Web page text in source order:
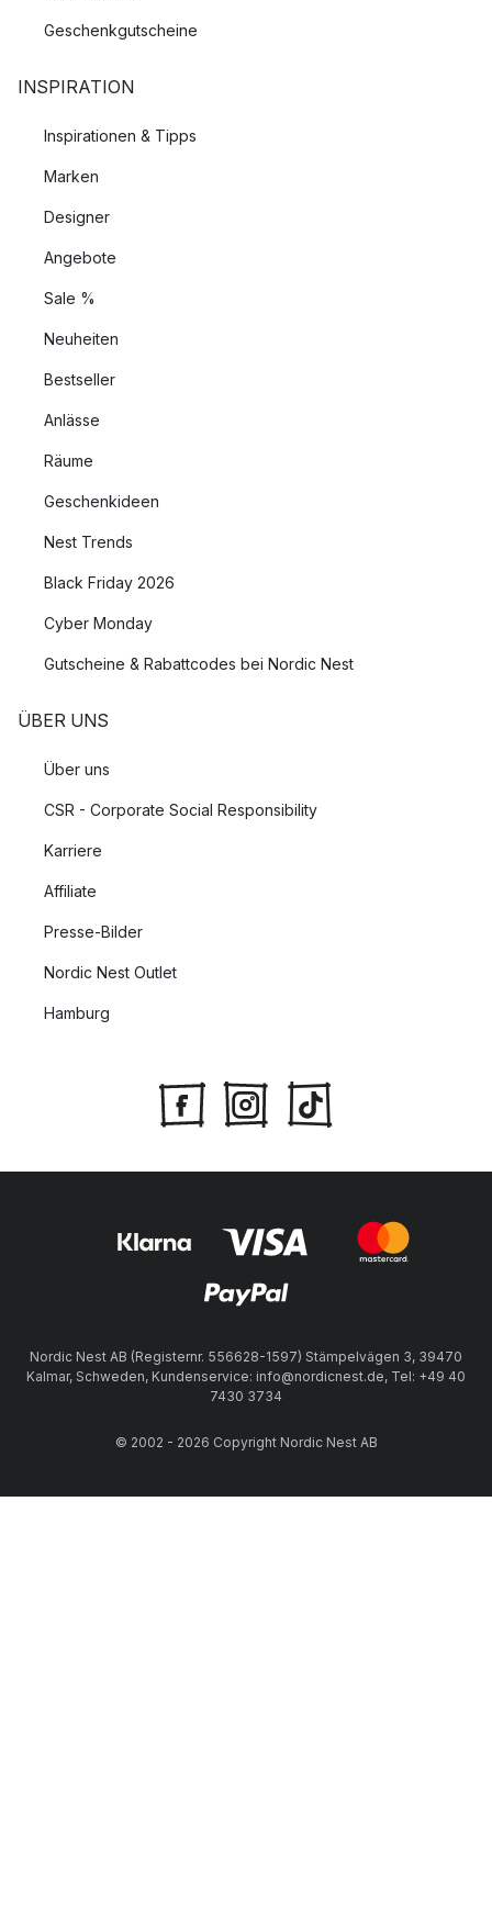
Geschenkgutscheine
INSPIRATION
Inspirationen & Tipps
Marken
Designer
Angebote
Sale %
Neuheiten
Bestseller
Anlässe
Räume
Geschenkideen
Nest Trends
Black Friday 2026
Cyber Monday
Gutscheine & Rabattcodes bei Nordic Nest
ÜBER UNS
Über uns
CSR - Corporate Social Responsibility
Karriere
Affiliate
Presse-Bilder
Nordic Nest Outlet
Hamburg
Nordic Nest AB (Registernr. 556628-1597) Stämpelvägen 3, 39470
Kalmar, Schweden, Kundenservice: info@nordicnest.de, Tel: +49 40
7430 3734
© 2002 - 2026 Copyright Nordic Nest AB